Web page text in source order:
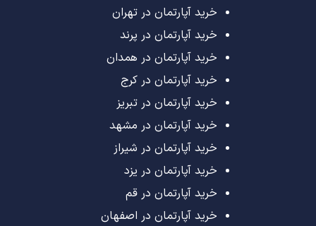
خرید آپارتمان در تهران
خرید آپارتمان در پرند
خرید آپارتمان در همدان
خرید آپارتمان در کرج
خرید آپارتمان در تبریز
خرید آپارتمان در مشهد
خرید آپارتمان در شیراز
خرید آپارتمان در یزد
خرید آپارتمان در قم
خرید آپارتمان در اصفهان